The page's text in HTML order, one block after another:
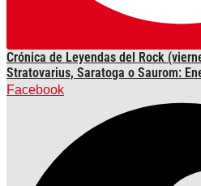
Crónica de Leyendas del Rock
Stratovarius, Saratoga o Saurom:
Facebook